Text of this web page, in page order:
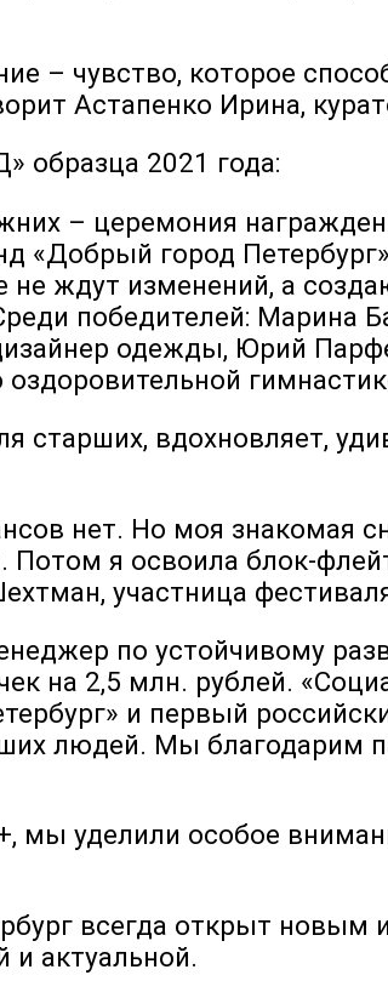
– чувство, которое
Астапенко Ирина,
образца 2021 года:
– церемония
«Добрый город
не ждут изменений, а
победителей: Марина
одежды, Юрий
вдохновляет,
нет. Но моя знакомая
я освоила блок-
участница
по устойчивому
на 2,5 млн. рублей.
и первый
людей. Мы благодарим
уделили особое
всегда открыт
и актуальной.